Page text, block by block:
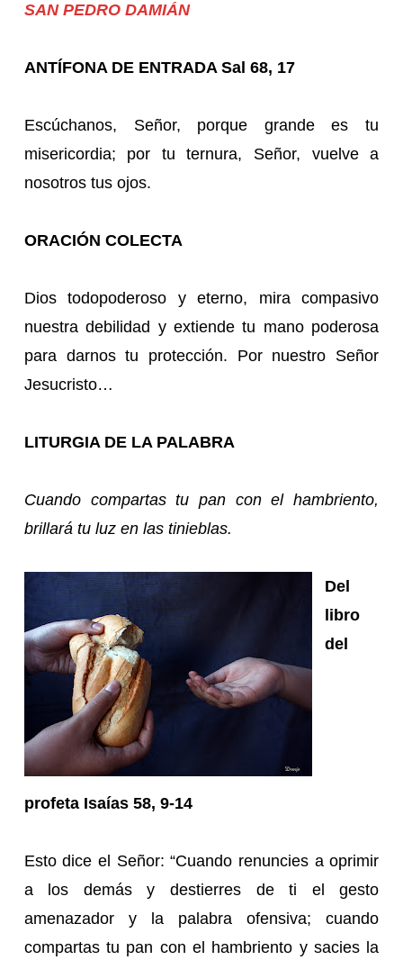
SAN PEDRO DAMIÁN
ANTÍFONA DE ENTRADA Sal 68, 17
Escúchanos, Señor, porque grande es tu
misericordia; por tu ternura, Señor, vuelve a
nosotros tus ojos.
ORACIÓN COLECTA
Dios todopoderoso y eterno, mira compasivo
nuestra debilidad y extiende tu mano poderosa
para darnos tu protección. Por nuestro Señor
Jesucristo…
LITURGIA DE LA PALABRA
Cuando compartas tu pan con el hambriento,
brillará tu luz en las tinieblas.
Del
libro
del
profeta Isaías 58, 9-14
Esto dice el Señor: “Cuando renuncies a oprimir
a los demás y destierres de ti el gesto
amenazador y la palabra ofensiva; cuando
compartas tu pan con el hambriento y sacies la